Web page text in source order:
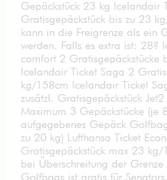
Gepäckstück 23 kg Icelandair
Gratisgepäckstück bis zu 23
kann in die Freigrenze als ein
werden. Falls es extra ist: 28?
comfort 2 Gratisgepäckstücke
Icelandair Ticket Saga 2
kg/158cm Icelandair Ticket
zusätzl. Gratisgepäckstück
Maximum 3 Gepäckstücke (je
aufgegebenes Gepäck
zu 20 kg) Lufthansa Ticket
Gratisgepäckstück max 23
bei Überschreitung der
Golfbags ist gratis für